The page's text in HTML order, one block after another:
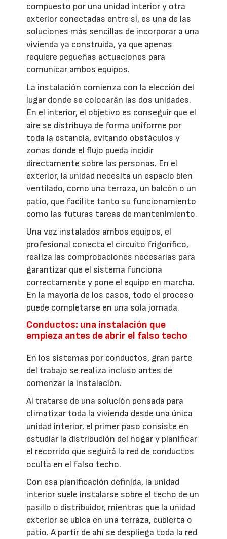
compuesto por una unidad interior y otra
exterior conectadas entre sí, es una de las
soluciones más sencillas de incorporar a una
vivienda ya construida, ya que apenas
requiere pequeñas actuaciones para
comunicar ambos equipos.
La instalación comienza con la elección del
lugar donde se colocarán las dos unidades.
En el interior, el objetivo es conseguir que el
aire se distribuya de forma uniforme por
toda la estancia, evitando obstáculos y
zonas donde el flujo pueda incidir
directamente sobre las personas. En el
exterior, la unidad necesita un espacio bien
ventilado, como una terraza, un balcón o un
patio, que facilite tanto su funcionamiento
como las futuras tareas de mantenimiento.
Una vez instalados ambos equipos, el
profesional conecta el circuito frigorífico,
realiza las comprobaciones necesarias para
garantizar que el sistema funciona
correctamente y pone el equipo en marcha.
En la mayoría de los casos, todo el proceso
puede completarse en una sola jornada.
Conductos: una instalación que
empieza antes de abrir el falso techo
En los sistemas por conductos, gran parte
del trabajo se realiza incluso antes de
comenzar la instalación.
Al tratarse de una solución pensada para
climatizar toda la vivienda desde una única
unidad interior, el primer paso consiste en
estudiar la distribución del hogar y planificar
el recorrido que seguirá la red de conductos
oculta en el falso techo.
Con esa planificación definida, la unidad
interior suele instalarse sobre el techo de un
pasillo o distribuidor, mientras que la unidad
exterior se ubica en una terraza, cubierta o
patio. A partir de ahí se despliega toda la red